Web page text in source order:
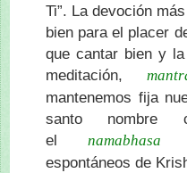
Ti”. La devoción
bien para el placer
que cantar bien y
meditación,
mantenemos fija
santo nombre
el namabhasa
espontáneos de